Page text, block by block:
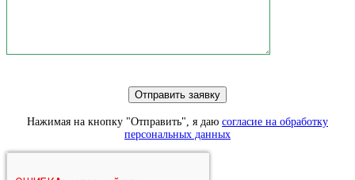
Нажимая на кнопку "Отправить", я даю согласие на обработку
персональных данных